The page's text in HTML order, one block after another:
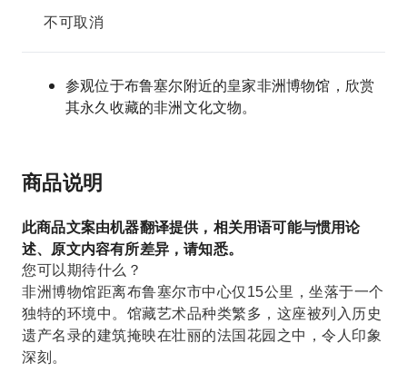
不可取消
参观位于布鲁塞尔附近的皇家非洲博物馆，欣赏
其永久收藏的非洲文化文物。
商品说明
此商品文案由机器翻译提供，相关用语可能与惯用论
述、原文内容有所差异，请知悉。
您可以期待什么？
非洲博物馆距离布鲁塞尔市中心仅15公里，坐落于一个
独特的环境中。馆藏艺术品种类繁多，这座被列入历史
遗产名录的建筑掩映在壮丽的法国花园之中，令人印象
深刻。